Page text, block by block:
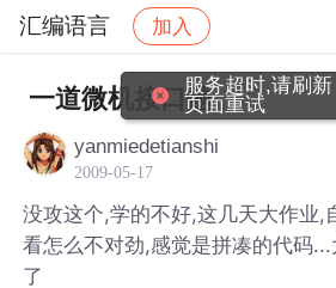
汇编语言 加入
社区 汇编语言 帖子详情
一道微机接口题
yanmiedetianshi
2009-05-17
没攻这个,学的不好,这几天大作业,
看怎么不对劲,感觉是拼凑的代码
了
服务超时,请刷新
页面重试